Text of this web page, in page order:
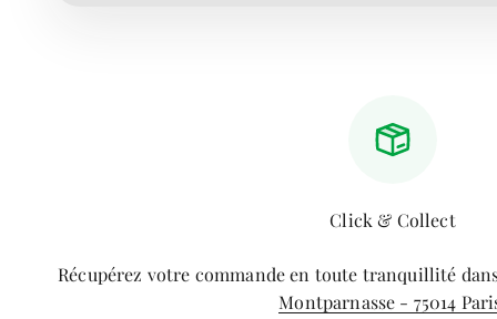
Click & Collect
Récupérez votre commande en toute tranquillité
Montparnasse - 75014